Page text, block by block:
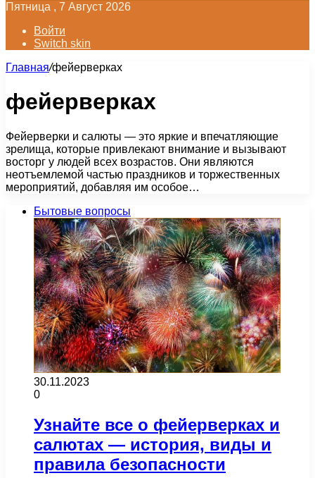
Пятница , 7 Август 2026
Войти
Switch skin
Главная/фейерверках
фейерверках
Фейерверки и салюты — это яркие и впечатляющие
зрелища, которые привлекают внимание и вызывают
восторг у людей всех возрастов. Они являются
неотъемлемой частью праздников и торжественных
мероприятий, добавляя им особое…
Бытовые вопросы
30.11.2023
0
Узнайте все о фейерверках и
салютах — история, виды и
правила безопасности